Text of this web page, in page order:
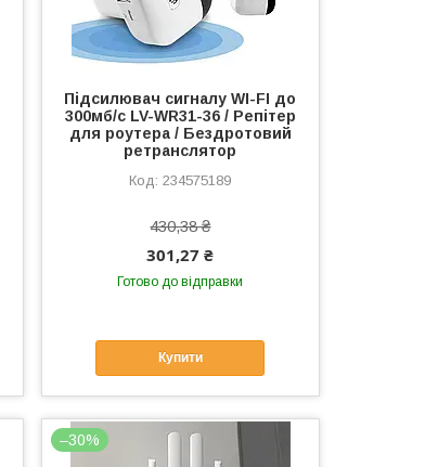
Підсилювач сигналу WI-FI до
300мб/с LV-WR31-36 / Репітер
для роутера / Бездротовий
ретранслятор
234575189
430,38 ₴
301,27 ₴
Готово до відправки
Купити
–30%